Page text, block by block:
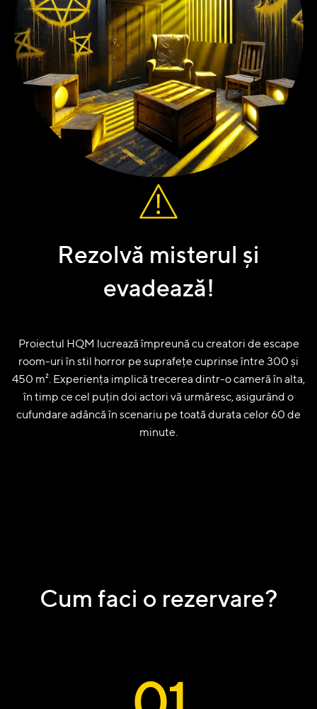
Rezolvă misterul și
evadează!
Proiectul HQM lucrează împreună cu creatori de escape
room-uri în stil horror pe suprafețe cuprinse între 300 și
450 m². Experiența implică trecerea dintr-o cameră în alta,
în timp ce cel puțin doi actori vă urmăresc, asigurând o
cufundare adâncă în scenariu pe toată durata celor 60 de
minute.
Cum faci o rezervare?